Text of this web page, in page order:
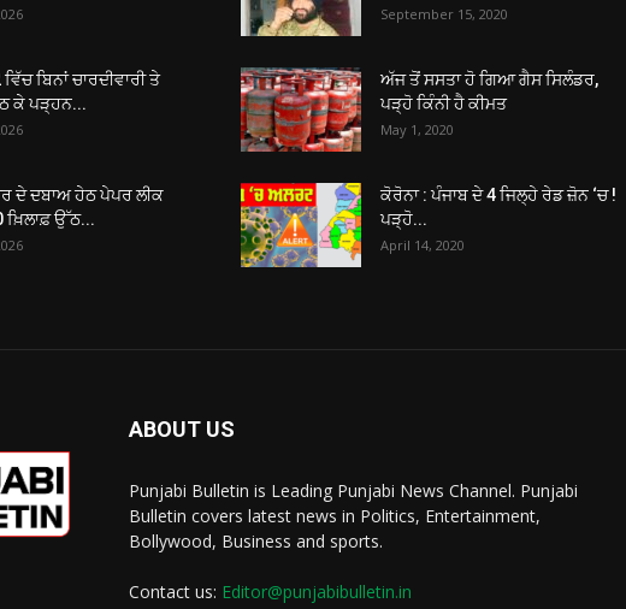
ਬਿਨਾਂ ਚਾਰਦੀਵਾਰੀ ਤੇ
ਕੇ ਪੜ੍ਹਨ...
ਦੇ ਦਬਾਅ ਹੇਠ ਪੇਪਰ ਲੀਕ
ਉੱਠ...
September 15, 2020
ਅੱਜ ਤੋਂ ਸਸਤਾ ਹੋ ਗਿਆ ਗੈਸ ਸਿਲੰਡਰ,
ਪੜ੍ਹੋ ਕਿੰਨੀ ਹੈ ਕੀਮਤ
May 1, 2020
ਕੋਰੋਨਾ : ਪੰਜਾਬ ਦੇ 4 ਜਿਲ੍ਹੇ ਰੇਡ ਜ਼ੋਨ ‘ਚ !
ਪੜ੍ਹੋ...
April 14, 2020
ABOUT US
Punjabi Bulletin is Leading Punjabi News Channel. Punjabi
Bulletin covers latest news in Politics, Entertainment,
Bollywood, Business and sports.
Contact us: Editor@punjabibulletin.in